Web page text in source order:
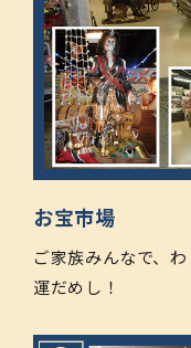
お宝市場
ご家族みんなで、
運だめし！